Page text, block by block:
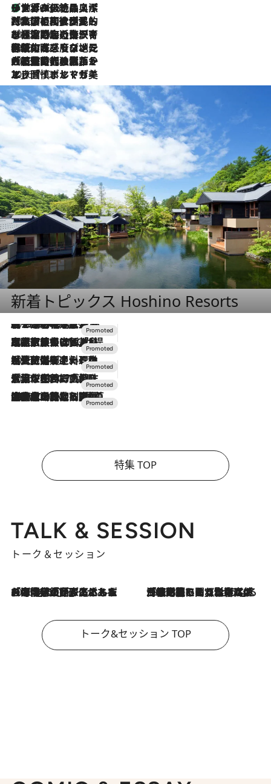
2026.8.8
リスボンの絶品スイーツ「パステル・デ・ナタ」とは？ポルトガル伝統の奥深い世界へ
2026.7.27
「私の祖国はポルトガル語です」国民的詩人フェルナンド・ペソアと、彼が愛した文学の街を歩く
2026.7.26
ポルトガル近海が育む極上の海の幸。キリリと冷えた白ワインと愉しむ、シーフード専門店の贅沢
2026.7.22
伝統の味をモダンに昇華。高感度な地元客が集う、リスボンの最旬ガストロノミー
2026.7.21
大航海時代の栄華から、震災、独裁、そして革命へ。ポルトガル・首都リスボンの石畳に刻まれた「歴史の光と影」
2026.7.13
エッセイ・ヤマザキマリ「慎ましくも美しき国 ポルトガル」
新着トピックス Hoshino Resorts
2026.8.7
【トンボの足水浴】ヒノキの香りに包まれて涼感マックス！約13℃の湧水かけ流しを避暑地「星野温泉 トンボの湯」で体験
2026.7.31
【ホテル帰省】という選択肢をOMOが提案。家族とほどよい距離を保つには「昼は実家、夜は気兼ねなくホテルで！」
2026.7.24
【夏限定ディナーコース】旬を迎える稚鮎や花ズッキーニなどをイタリア・トスカーナの郷土料理の手法で満喫！
2026.7.17
「土佐和ハーブかき氷」がOMO7高知に登場！生姜、山椒、大葉など目にも舌にも涼を呼ぶ郷土の味
2026.7.10
NEW OPEN！【界 草津】名湯の地に誕生。趣の異なる2種の温泉と上州ならではの会席・蕎麦割烹など美食を味わう究極の癒やし旅
特集 TOP
TALK & SESSION
トーク＆セッション
2026.8.3
「今後値上げがあるとすれば…」「リスクがあるのは今年の冬」エネルギー専門家が語る、ホルムズ海峡封鎖が家庭にもたらす“ある心配” 2026.8.3
「住宅建てられない…」「サーチャージ料の高値が続いている」ホルムズ海峡封鎖による影響はいつまで続く？《エネルギー専門家に聞く“どうなる日本の暮らし”》
トーク&セッション TOP